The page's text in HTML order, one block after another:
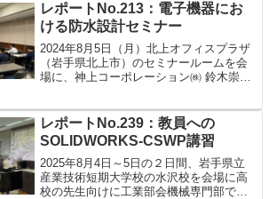
レポートNo.213：電子機器にお
ける防水設計セミナー
2024年8月5日（月）北上オフィスプラザ
（岩手県北上市）のセミナールームを会
場に、神上コーポレーション㈱ 鈴木崇司
略歴＞神上コーポレーション㈱ 代表取締
役 鈴木崇司 ...
レポートNo.239：教員への
SOLIDWORKS-CSWP講習
2025年8月4日～5日の２日間、岩手県立
産業技術短期大学校の水沢校を会場に高
校の先生向けに工業部会機械専門部での